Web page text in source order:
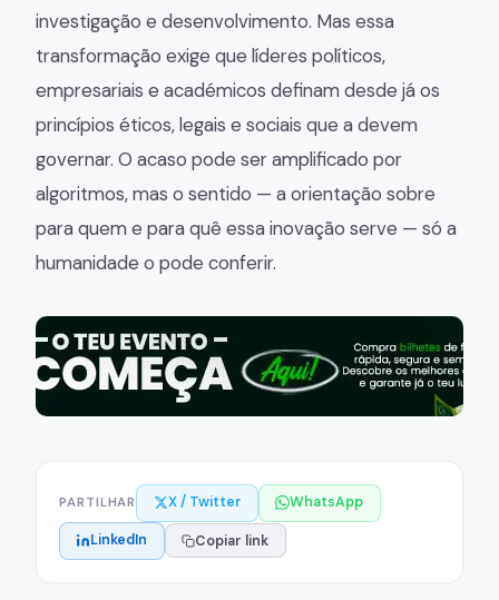
investigação e desenvolvimento. Mas essa
transformação exige que líderes políticos,
empresariais e académicos definam desde já os
princípios éticos, legais e sociais que a devem
governar. O acaso pode ser amplificado por
algoritmos, mas o sentido — a orientação sobre
para quem e para quê essa inovação serve — só a
humanidade o pode conferir.
PARTILHAR X / Twitter WhatsApp
LinkedIn Copiar link